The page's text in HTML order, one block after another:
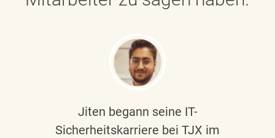
Jiten begann seine IT-
Sicherheitskarriere bei TJX im